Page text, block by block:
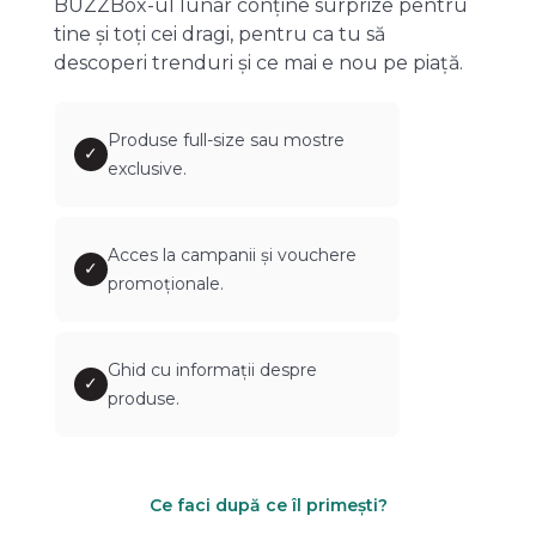
BUZZBox-ul lunar conține surprize pentru
tine și toți cei dragi, pentru ca tu să
descoperi trenduri și ce mai e nou pe piață.
✓
Produse full-size sau mostre
exclusive.
✓
Acces la campanii și vouchere
promoționale.
✓
Ghid cu informații despre
produse.
Ce faci după ce îl primești?